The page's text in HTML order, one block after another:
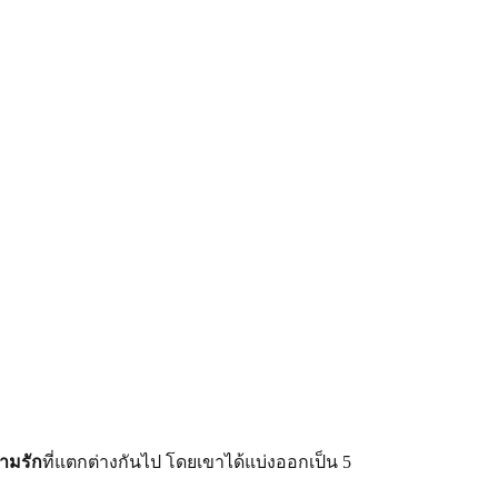
มรักที่แตกต่างกันไป โดยเขาได้แบ่งออกเป็น 5